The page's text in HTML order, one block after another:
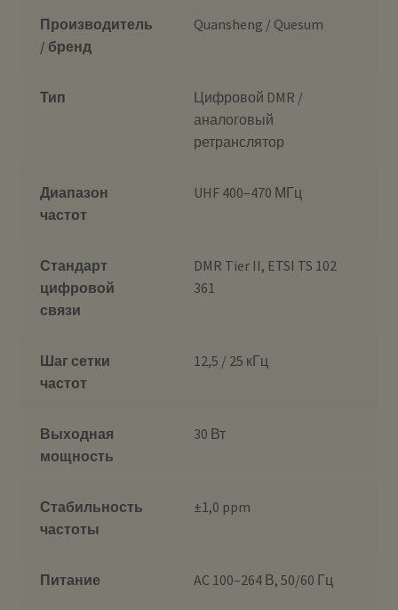
Производитель
/ бренд
Quansheng / Quesum
Тип
Цифровой DMR /
аналоговый
ретранслятор
Диапазон
частот
UHF 400–470 МГц
Стандарт
цифровой
связи
DMR Tier II, ETSI TS 102
361
Шаг сетки
частот
12,5 / 25 кГц
Выходная
мощность
30 Вт
Стабильность
частоты
±1,0 ppm
Питание AC 100–264 В, 50/60 Гц